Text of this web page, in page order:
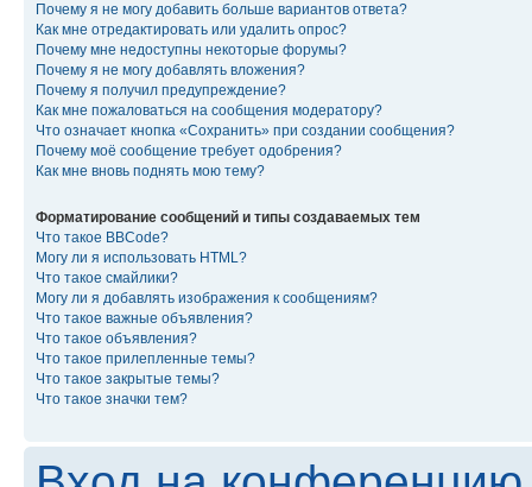
Почему я не могу добавить больше вариантов ответа?
Как мне отредактировать или удалить опрос?
Почему мне недоступны некоторые форумы?
Почему я не могу добавлять вложения?
Почему я получил предупреждение?
Как мне пожаловаться на сообщения модератору?
Что означает кнопка «Сохранить» при создании сообщения?
Почему моё сообщение требует одобрения?
Как мне вновь поднять мою тему?
Форматирование сообщений и типы создаваемых тем
Что такое BBCode?
Могу ли я использовать HTML?
Что такое смайлики?
Могу ли я добавлять изображения к сообщениям?
Что такое важные объявления?
Что такое объявления?
Что такое прилепленные темы?
Что такое закрытые темы?
Что такое значки тем?